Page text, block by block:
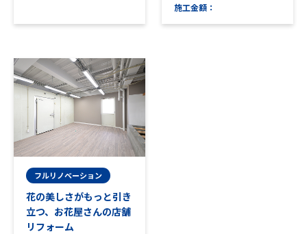
施工金額
フルリノベーション
花の美しさがもっと引き
立つ、お花屋さんの店舗
リフォーム